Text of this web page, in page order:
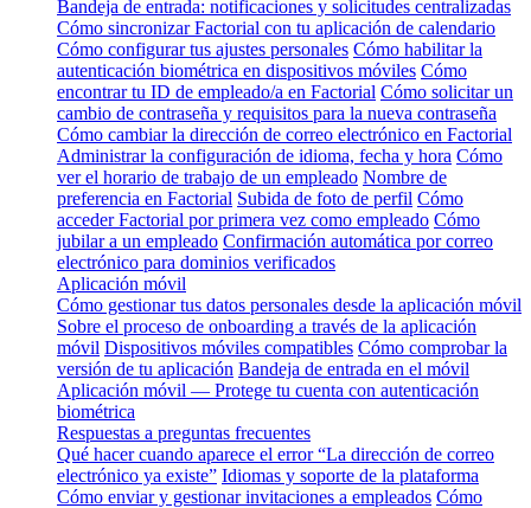
Bandeja de entrada: notificaciones y solicitudes centralizadas
Cómo sincronizar Factorial con tu aplicación de calendario
Cómo configurar tus ajustes personales Cómo habilitar la
autenticación biométrica en dispositivos móviles Cómo
encontrar tu ID de empleado/a en Factorial Cómo solicitar un
cambio de contraseña y requisitos para la nueva contraseña
Cómo cambiar la dirección de correo electrónico en Factorial
Administrar la configuración de idioma, fecha y hora Cómo
ver el horario de trabajo de un empleado Nombre de
preferencia en Factorial Subida de foto de perfil Cómo
acceder Factorial por primera vez como empleado Cómo
jubilar a un empleado Confirmación automática por correo
electrónico para dominios verificados
Aplicación móvil
Cómo gestionar tus datos personales desde la aplicación móvil
Sobre el proceso de onboarding a través de la aplicación
móvil Dispositivos móviles compatibles Cómo comprobar la
versión de tu aplicación Bandeja de entrada en el móvil
Aplicación móvil — Protege tu cuenta con autenticación
biométrica
Respuestas a preguntas frecuentes
Qué hacer cuando aparece el error “La dirección de correo
electrónico ya existe” Idiomas y soporte de la plataforma
Cómo enviar y gestionar invitaciones a empleados Cómo